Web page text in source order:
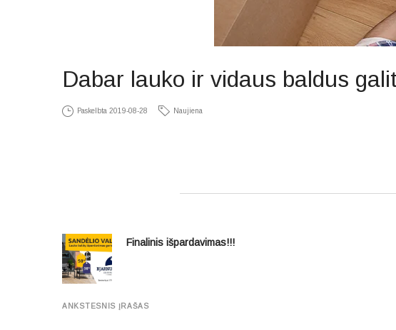
Dabar lauko ir vidaus baldus
Paskelbta 2019-08-28 Naujiena
ANKSTESNIS ĮRAŠAS
Finalinis išpardavimas!!!